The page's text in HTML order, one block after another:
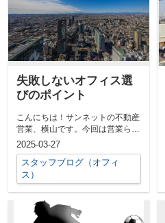
失敗しないオフィス選
びのポイント
こんにちは！サンネットの不動産
営業、横山です。今回は営業らし
く、不動産に関するお話をしてい
きます。 ...
2025-03-27
スタッフブログ（オフィ
ス）